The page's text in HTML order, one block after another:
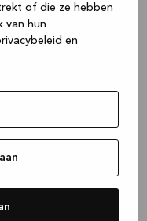
of die ze hebben
van hun
en
console for more
.